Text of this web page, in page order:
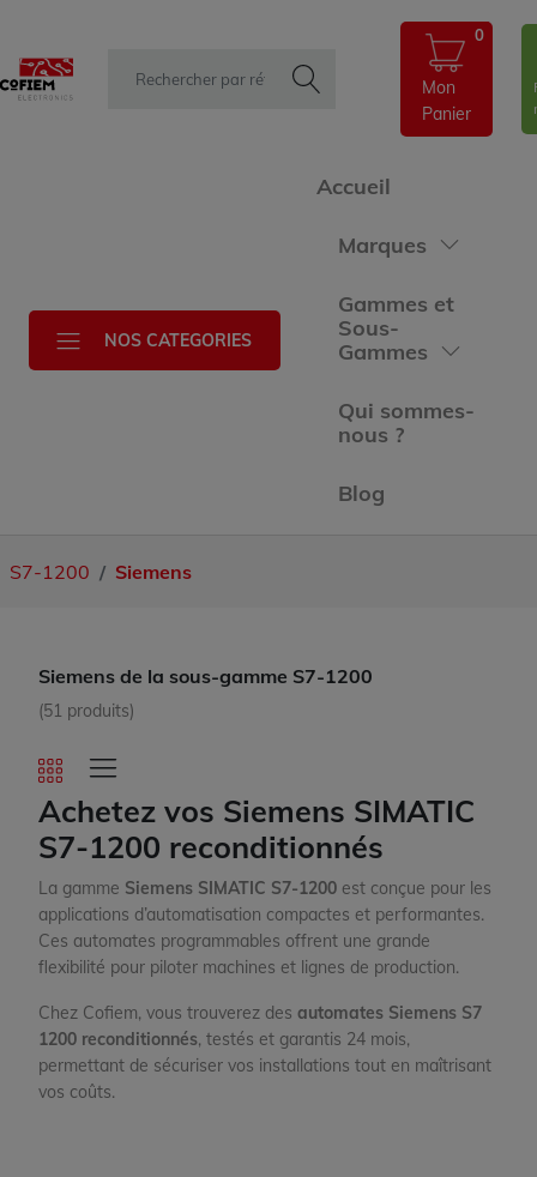
Mon
Panier
0
NOS CATEGORIES
Accueil
Marques
Gammes et
Sous-
Gammes
Qui sommes-
nous ?
Blog
S7-1200 Siemens
Siemens de la sous-gamme S7-1200
(51 produits)
Achetez vos Siemens SIMATIC
S7-1200 reconditionnés
La gamme Siemens SIMATIC S7-1200 est conçue pour les
applications d’automatisation compactes et performantes.
Ces automates programmables offrent une grande
flexibilité pour piloter machines et lignes de production.
Chez Cofiem, vous trouverez des automates Siemens S7
1200 reconditionnés, testés et garantis 24 mois,
permettant de sécuriser vos installations tout en maîtrisant
vos coûts.